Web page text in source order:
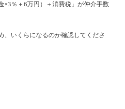
×3％＋6万円）＋消費税」が仲介手数
、いくらになるのか確認してくださ